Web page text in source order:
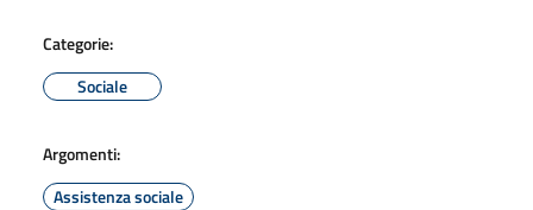
Categorie:
Sociale
Argomenti:
Assistenza sociale